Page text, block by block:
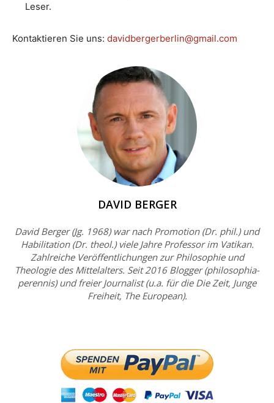
Leser.
Kontaktieren Sie uns: davidbergerberlin@gmail.com
DAVID BERGER
David Berger (Jg. 1968) war nach Promotion (Dr. phil.) und
Habilitation (Dr. theol.) viele Jahre Professor im Vatikan.
Zahlreiche Veröffentlichungen zur Philosophie und
Theologie des Mittelalters. Seit 2016 Blogger (philosophia-
perennis) und freier Journalist (u.a. für die Die Zeit, Junge
Freiheit, The European).